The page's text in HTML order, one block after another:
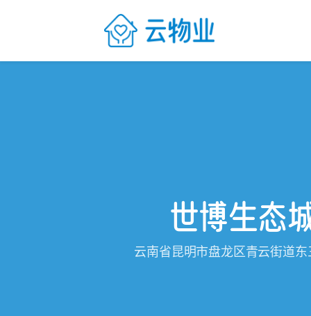
世博生态
云南省昆明市盘龙区青云街道